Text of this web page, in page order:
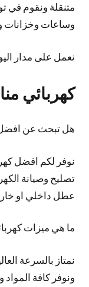
متنقلة ونقوم في
وساعات وخزانات
نعمل على مدار
كهربائي
هل تبحث عن افضل
نوفر لكم افضل
تصليح وصيانة
عطل داخلي او
ما هي ميزات
نمتاز بالسرعة
ونوفر كافة المواد